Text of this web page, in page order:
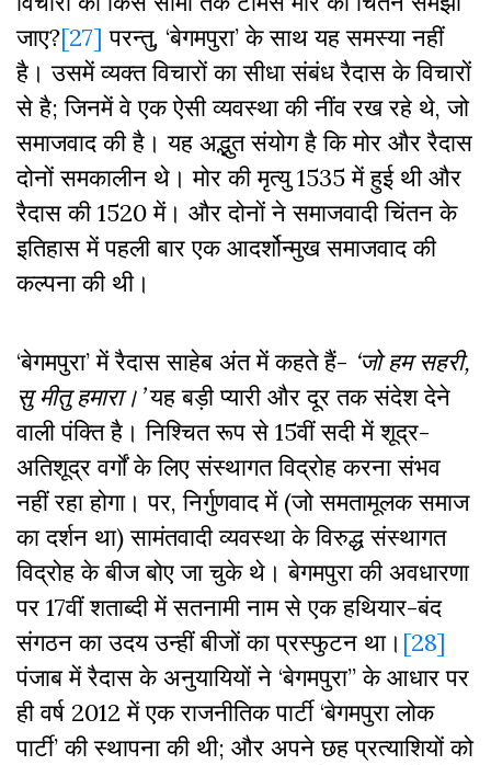
जाए?[27] परन्तु, ‘बेगमपुरा’ के साथ यह समस्या नहीं
है। उसमें व्यक्त विचारों का सीधा संबंध रैदास के विचारों
से है; जिनमें वे एक ऐसी व्यवस्था की नींव रख रहे थे, जो
समाजवाद की है। यह अद्भुत संयोग है कि मोर और रैदास
दोनों समकालीन थे। मोर की मृत्यु 1535 में हुई थी और
रैदास की 1520 में। और दोनों ने समाजवादी चिंतन के
इतिहास में पहली बार एक आदर्शोन्मुख समाजवाद की
कल्पना की थी।
‘बेगमपुरा’ में रैदास साहेब अंत में कहते हैं- ‘जो हम सहरी,
सु मीतु हमारा। यह बड़ी प्यारी और दूर तक संदेश देने
वाली पंक्ति है। निश्चित रूप से 15वीं सदी में शूद्र-
अतिशूद्र वर्गों के लिए संस्थागत विद्रोह करना संभव
नहीं रहा होगा। पर, निर्गुणवाद में (जो समतामूलक समाज
का दर्शन था) सामंतवादी व्यवस्था के विरुद्ध संस्थागत
विद्रोह के बीज बोए जा चुके थे। बेगमपुरा की अवधारणा
पर 17वीं शताब्दी में सतनामी नाम से एक हथियार-बंद
संगठन का उदय उन्हीं बीजों का प्रस्फुटन था। [28]
पंजाब में रैदास के अनुयायियों ने ‘बेगमपुरा’’ के आधार पर
ही वर्ष 2012 में एक राजनीतिक पार्टी ‘बेगमपुरा लोक
पार्टी’ की स्थापना की थी; और अपने छह प्रत्याशियों को